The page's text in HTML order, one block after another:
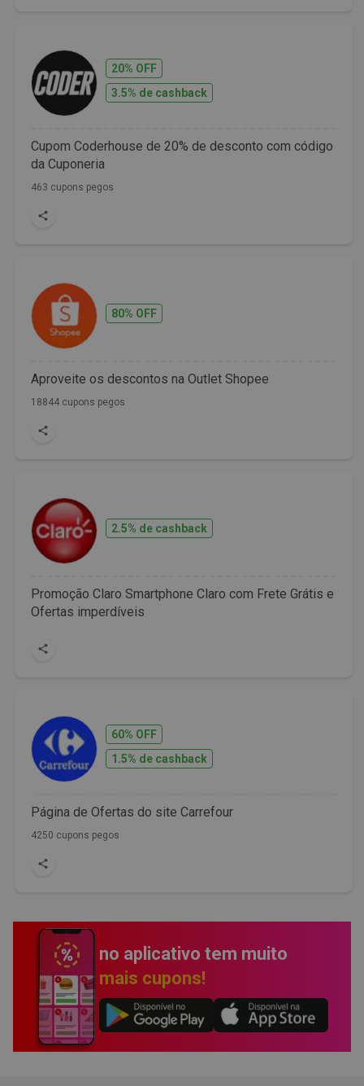
20% OFF
3.5% de cashback
Cupom Coderhouse de 20% de desconto com código
da Cuponeria
463 cupons pegos
80% OFF
Aproveite os descontos na Outlet Shopee
18844 cupons pegos
2.5% de cashback
Promoção Claro Smartphone Claro com Frete Grátis e
Ofertas imperdíveis
60% OFF
1.5% de cashback
Página de Ofertas do site Carrefour
4250 cupons pegos
no aplicativo tem muito
mais cupons!